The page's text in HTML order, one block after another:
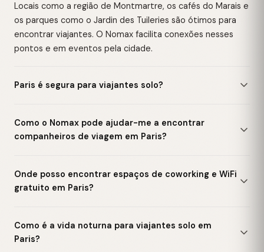
Locais como a região de Montmartre, os cafés do Marais e
os parques como o Jardin des Tuileries são ótimos para
encontrar viajantes. O Nomax facilita conexões nesses
pontos e em eventos pela cidade.
Paris é segura para viajantes solo?
Como o Nomax pode ajudar-me a encontrar
companheiros de viagem em Paris?
Onde posso encontrar espaços de coworking e WiFi
gratuito em Paris?
Como é a vida noturna para viajantes solo em
Paris?